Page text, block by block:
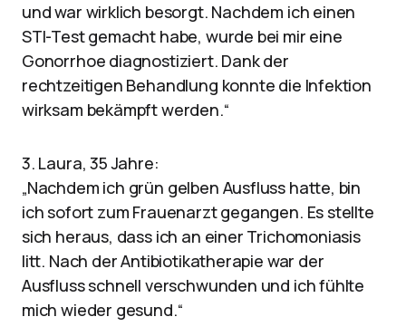
und war wirklich besorgt. Nachdem ich einen
STI-Test gemacht habe, wurde bei mir eine
Gonorrhoe diagnostiziert. Dank der
rechtzeitigen Behandlung konnte die Infektion
wirksam bekämpft werden.“
3. Laura, 35 Jahre:
„Nachdem ich grün gelben Ausfluss hatte, bin
ich sofort zum Frauenarzt gegangen. Es stellte
sich heraus, dass ich an einer Trichomoniasis
litt. Nach der Antibiotikatherapie war der
Ausfluss schnell verschwunden und ich fühlte
mich wieder gesund.“